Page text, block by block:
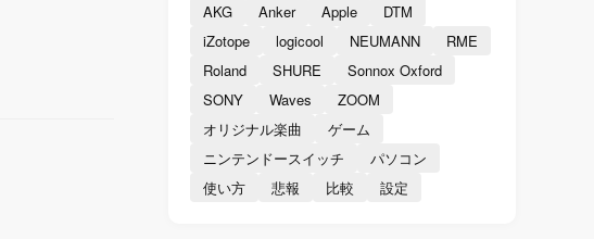
AKG Anker Apple
DTM
iZotope
logicool NEUMANN
RME
Roland
SHURE
Sonnox Oxford
SONY
Waves
ZOOM
オリジナル楽曲
ゲーム
ニンテンドースイッチ
パソコン
使い方
悲報 比較 設定